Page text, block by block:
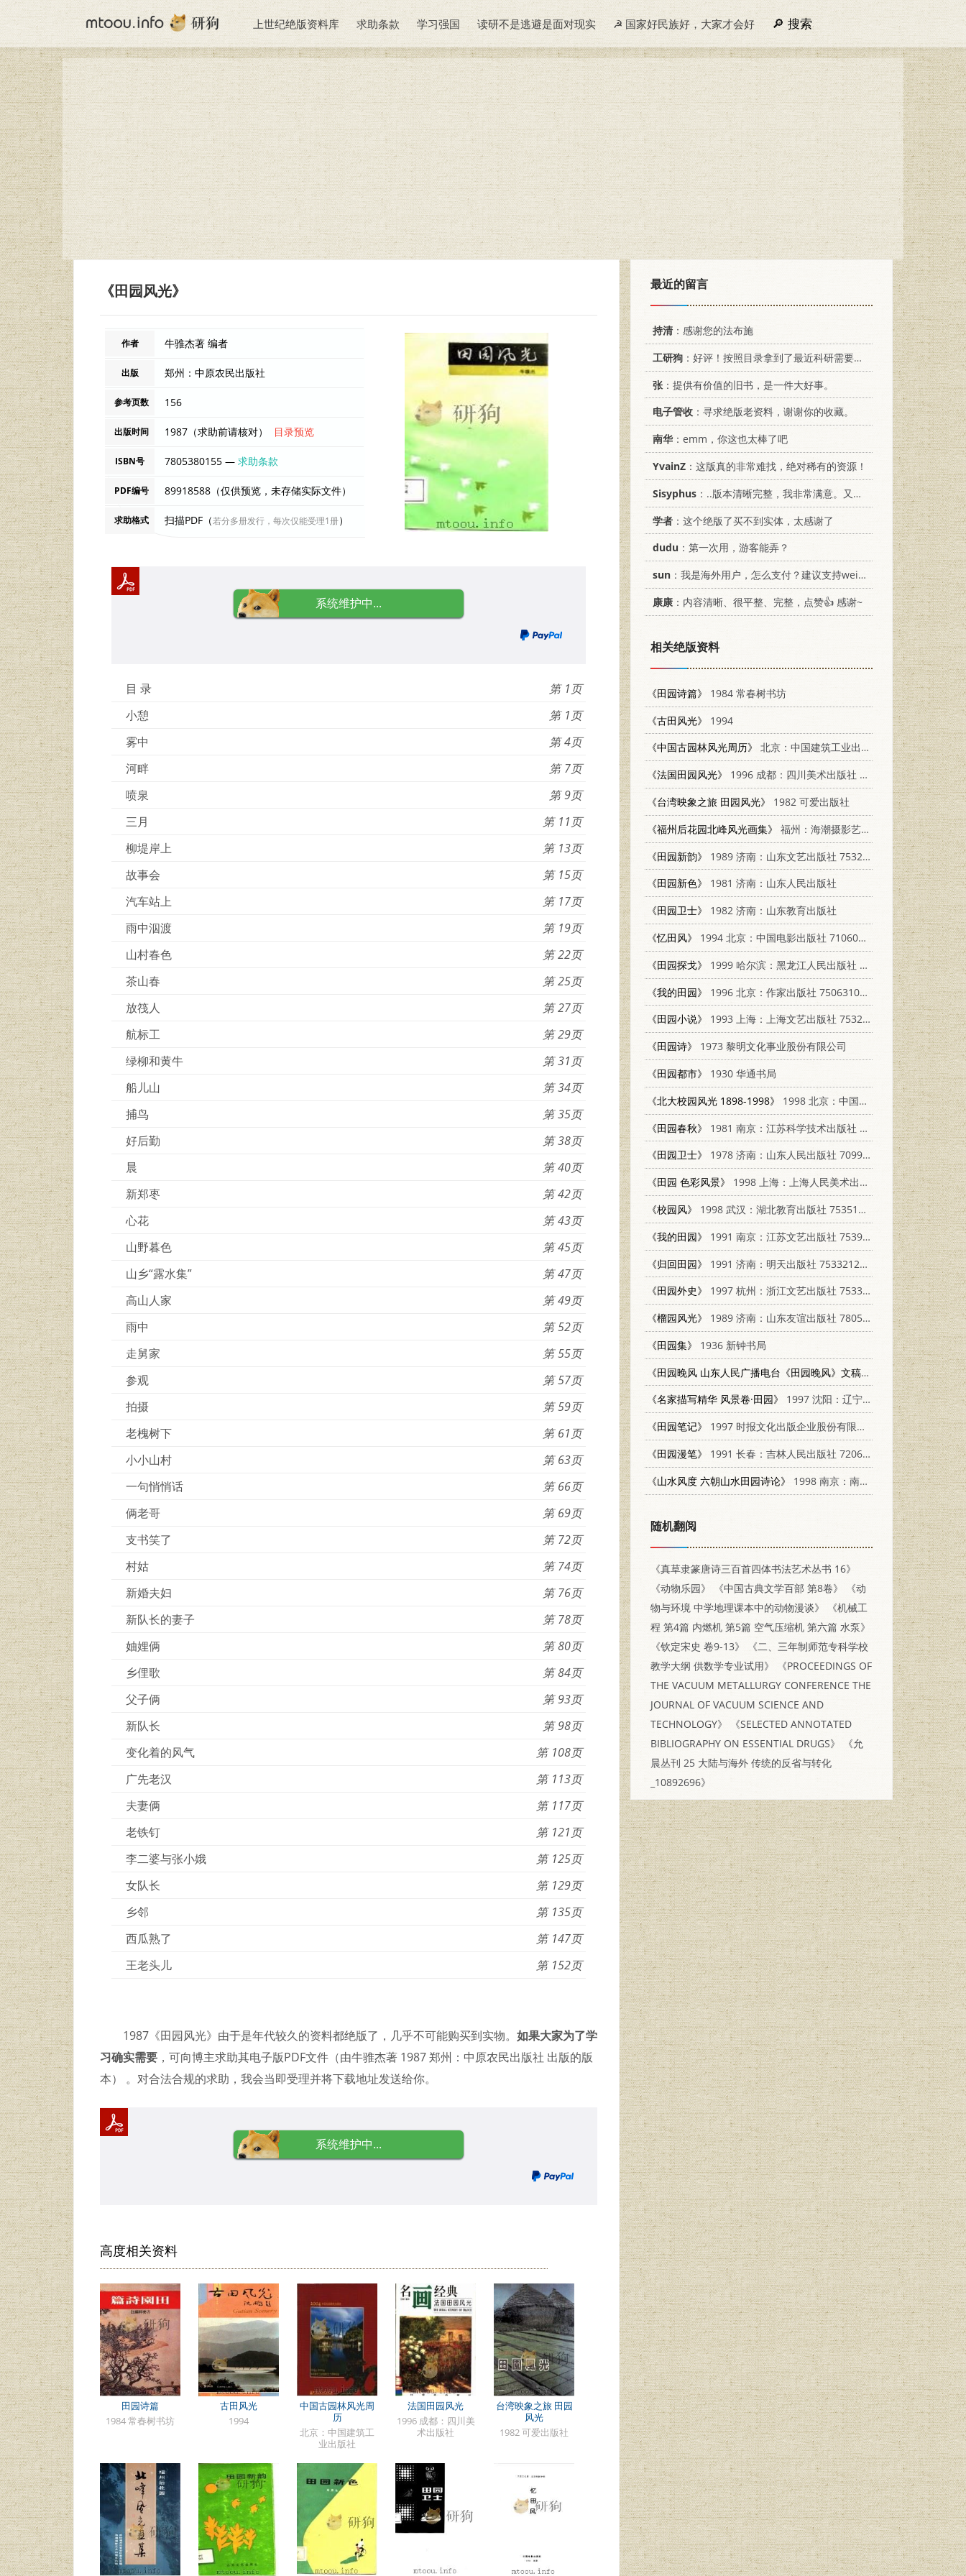
上世纪绝版资料库 求助条款 学习强国 读研不是逃避是面对现实 ☭ 国家好民族好，大家才会好 搜索
《田园风光》
作者 牛骓杰著 编者
出版 郑州：中原农民出版社
参考页数 156
出版时间 1987（求助前请核对） 目录预览
ISBN号 7805380155 —求助条款
PDF编号 89918588（仅供预览，未存储实际文件）
求助格式 扫描PDF（若分多册发行，每次仅能受理1册）
系统维护中...
目 录
1
小憩
1
雾中
4
河畔
7
喷泉
9
三月
11
柳堤岸上
13
故事会
15
汽车站上
17
雨中泅渡
19
山村春色
22
茶山春
25
放筏人
27
航标工
29
绿柳和黄牛
31
船儿山
34
捕鸟
35
好后勤
38
晨
40
新郑枣
42
心花
43
山野暮色
45
山乡“露水集”
47
高山人家
49
雨中
52
走舅家
55
参观
57
拍摄
59
老槐树下
61
小小山村
63
一句悄悄话
66
俩老哥
69
支书笑了
72
村姑
74
新婚夫妇
76
新队长的妻子
78
妯娌俩
80
乡俚歌
84
父子俩
93
新队长
98
变化着的风气
108
广先老汉
113
夫妻俩
117
老铁钉
121
李二婆与张小娥
125
女队长
129
乡邻
135
西瓜熟了
147
王老头儿
152
1987《田园风光》由于是年代较久的资料都绝版了，几乎不可能购买到实物。 如果大家为了学
习确实需要 ，可向博主求助其电子版PDF文件（由牛骓杰著 1987 郑州：中原农民出版社 出版的版
本） 。对合法合规的求助，我会当即受理并将下载地址发送给你。
系统维护中...
高度相关资料
田园诗篇
1984 常春树书坊
古田风光
1994
中国古园林风光周
历
北京：中国建筑工
业出版社
法国田园风光
1996 成都：四川美
术出版社
台湾映象之旅 田园
风光
1982 可爱出版社
最近的留言
持清：感谢您的法布施
工研狗 ：好评！按照目录拿到了最近科研需要的材料！
张 ：提供有价值的旧书，是一件大好事。
电子管收 ：寻求绝版老资料，谢谢你的收藏。
南华：emm，你这也太棒了吧
YvainZ ：这版真的非常难找，绝对稀有的资源！
Sisyphus ：..版本清晰完整，我非常满意。又及，这本《话语的真相》...
学者 ：这个绝版了买不到实体，太感谢了
dudu ：第一次用，游客能弄？
sun ：我是海外用户，怎么支付？建议支持weixin支付
康康 ：内容清晰、很平整、完整，点赞👍 感谢~
相关绝版资料
《田园诗篇》
1984 常春树书坊
《古田风光》
1994
《中国古园林风光周历》
北京：中国建筑工业出版社 115112·11631
《法国田园风光》
1996 成都：四川美术出版社 7541011886
《台湾映象之旅 田园风光》
1982 可爱出版社
《福州后花园北峰风光画集》
福州：海潮摄影艺术出版社 7805628076
《田园新韵》
1989 济南：山东文艺出版社 7532901122
《田园新色》
1981 济南：山东人民出版社
《田园卫士》
1982 济南：山东教育出版社
《忆田风》
1994 北京：中国电影出版社 710601012X
《田园探戈》
1999 哈尔滨：黑龙江人民出版社 7207042191
《我的田园》
1996 北京：作家出版社 7506310163
《田园小说》
1993 上海：上海文艺出版社 7532110338
《田园诗》
1973 黎明文化事业股份有限公司
《田园都市》
1930 华通书局
《北大校园风光 1898-1998》
1998 北京：中国工人出版社 7500820178
《田园春秋》
1981 南京：江苏科学技术出版社 13196·050
《田园卫士》
1978 济南：山东人民出版社 7099·884
《田园 色彩风景》
1998 上海：上海人民美术出版社 7532220389
《校园风》
1998 武汉：湖北教育出版社 7535120776
《我的田园》
1991 南京：江苏文艺出版社 7539903201
《归回田园》
1991 济南：明天出版社 7533212312
《田园外史》
1997 杭州：浙江文艺出版社 7533910257
《榴园风光》
1989 济南：山东友谊出版社 7805511888
《田园集》
1936 新钟书局
《田园晚风 山东人民广播电台《田园晚风》文稿辑》
1996 济南：山
《名家描写精华 风景卷·田园》
1997 沈阳：辽宁大学出版社 7561034687
《田园笔记》
1997 时报文化出版企业股份有限公司 9571324345
《田园漫笔》
1991 长春：吉林人民出版社 7206012337
《山水风度 六朝山水田园诗论》
1998 南京：南京出版社 7806143904
随机翻阅
《真草隶篆唐诗三百首四体书法艺术丛书 16》
《动物乐园》
《中国古典文学百部 第8卷》
《动
物与环境 中学地理课本中的动物漫谈》
《机械工
程 第4篇 内燃机 第5篇 空气压缩机 第六篇 水泵》
《钦定宋史 卷9-13》
《二、三年制师范专科学校
教学大纲 供数学专业试用》
《PROCEEDINGS OF
THE VACUUM METALLURGY CONFERENCE THE
JOURNAL OF VACUUM SCIENCE AND
TECHNOLOGY》
《SELECTED ANNOTATED
BIBLIOGRAPHY ON ESSENTIAL DRUGS》
《允
晨丛刊 25 大陆与海外 传统的反省与转化
_10892696》